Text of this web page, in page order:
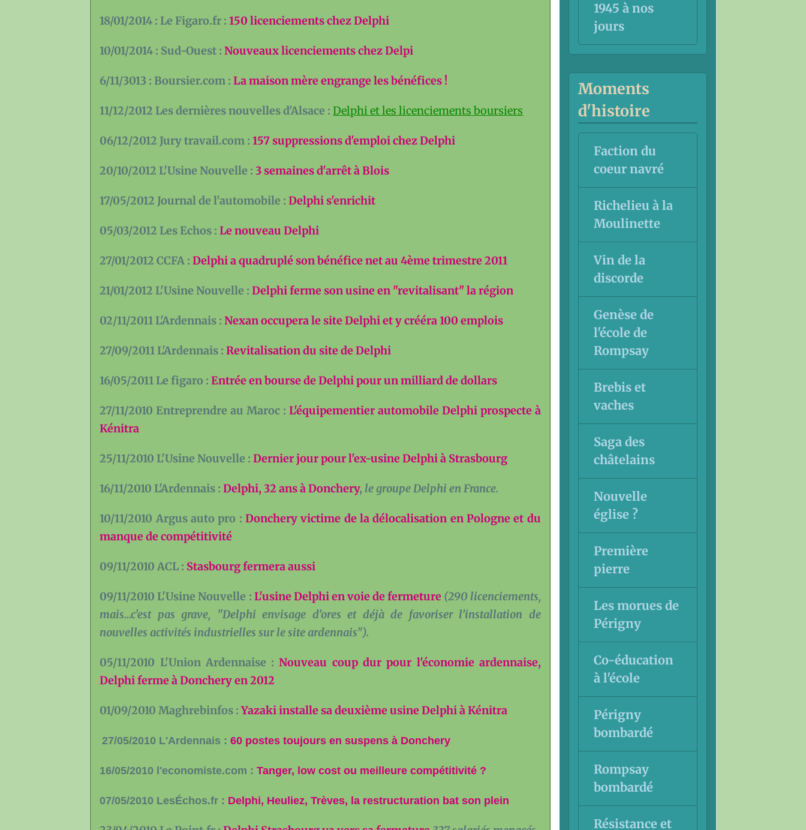
18/01/2014 : Le Figaro.fr :150 licenciements chez Delphi
10/01/2014 : Sud-Ouest :Nouveaux licenciements chez Delpi
6/11/3013 : Boursier.com :La maison mère engrange les bénéfices !
11/12/2012 Les dernières nouvelles d'Alsace :Delphi et les licenciements boursiers
06/12/2012 Jury travail.com :157 suppressions d'emploi chez Delphi
20/10/2012 L'Usine Nouvelle :3 semaines d'arrêt à Blois
17/05/2012 Journal de l'automobile :Delphi s'enrichit
05/03/2012 Les Echos :Le nouveau Delphi
27/01/2012 CCFA :Delphi a quadruplé son bénéfice net au 4ème trimestre 2011
21/01/2012 L'Usine Nouvelle :Delphi ferme son usine en "revitalisant" la région
02/11/2011 L'Ardennais :Nexan occupera le site Delphi et y crééra 100 emplois
27/09/2011 L'Ardennais :Revitalisation du site de Delphi
16/05/2011 Le figaro :Entrée en bourse de Delphi pour un milliard de dollars
27/11/2010 Entreprendre au Maroc :L'équipementier automobile Delphi prospecte à
Kénitra
25/11/2010 L'Usine Nouvelle :Dernier jour pour l'ex-usine Delphi à Strasbourg
16/11/2010 L'Ardennais :Delphi, 32 ans à Donchery, le groupe Delphi en France.
10/11/2010 Argus auto pro :Donchery victime de la délocalisation en Pologne et du
manque de compétitivité
09/11/2010 ACL : Stasbourg fermera aussi
09/11/2010 L'Usine Nouvelle : L'usine Delphi en voie de fermeture (290 licenciements,
mais...c'est pas grave, "Delphi envisage d’ores et déjà de favoriser l’installation de
nouvelles activités industrielles sur le site ardennais").
05/11/2010 L'Union Ardennaise :Nouveau coup dur pour l'économie ardennaise,
Delphi ferme à Donchery en 2012
01/09/2010 Maghrebinfos :Yazaki installe sa deuxième usine Delphi à Kénitra
27/05/2010 L'Ardennais :60 postes toujours en suspens à Donchery
16/05/2010 l'economiste.com :Tanger, low cost ou meilleure compétitivité ?
07/05/2010 LesÉchos.fr : Delphi, Heuliez, Trèves, la restructuration bat son plein
1945 à nos
jours
Moments
d'histoire
Faction du
coeur navré
Richelieu à la
Moulinette
Vin de la
discorde
Genèse de
l'école de
Rompsay
Brebis et
vaches
Saga des
châtelains
Nouvelle
église ?
Première
pierre
Les morues de
Périgny
Co-éducation
à l'école
Périgny
bombardé
Rompsay
bombardé
Résistance et